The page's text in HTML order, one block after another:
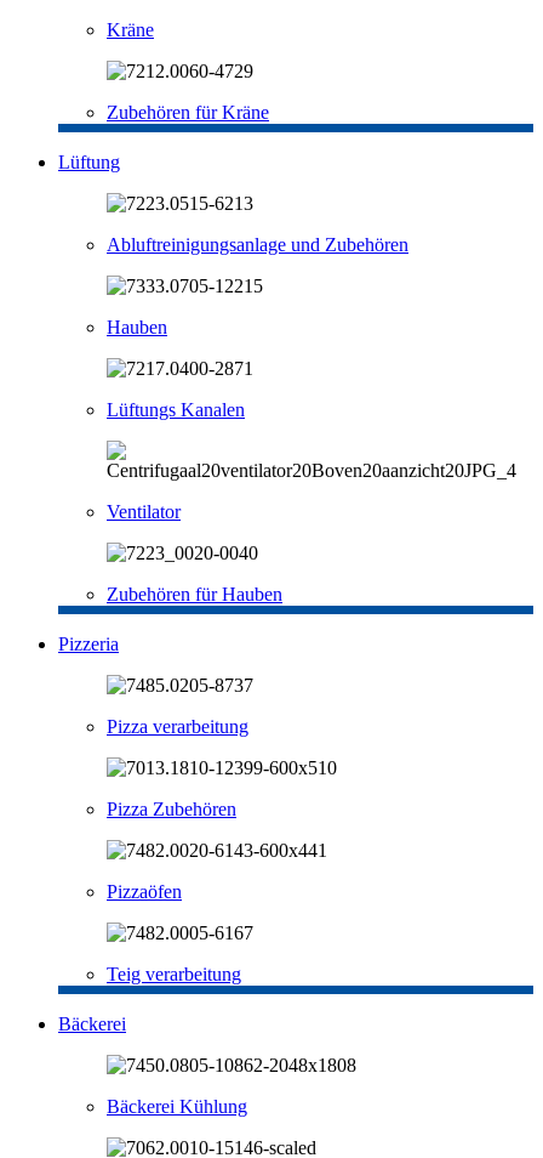
Kräne
Zubehören für Kräne
Lüftung
Abluftreinigungsanlage und Zubehören
Hauben
Lüftungs Kanalen
Ventilator
Zubehören für Hauben
Pizzeria
Pizza verarbeitung
Pizza Zubehören
Pizzaöfen
Teig verarbeitung
Bäckerei
Bäckerei Kühlung